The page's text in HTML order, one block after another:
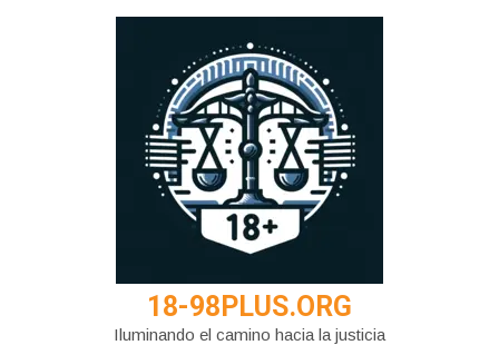
18-98PLUS.ORG
Iluminando el camino hacia la justicia